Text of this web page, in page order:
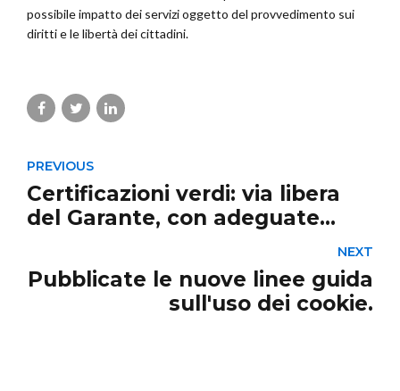
possibile impatto dei servizi oggetto del provvedimento sui
diritti e le libertà dei cittadini.
PREVIOUS
Certificazioni verdi: via libera
del Garante, con adeguate
NEXT
Pubblicate le nuove linee guida
sull'uso dei cookie.